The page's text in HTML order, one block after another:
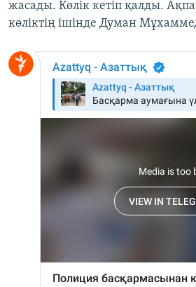
жасады. Көлік кетіп қалды.
көліктің ішінде Думан